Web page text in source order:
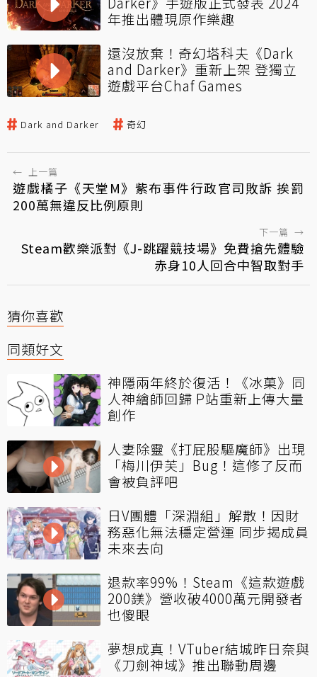
年推出體現原作樂趣
還沒放棄！奇幻塔科夫《Dark
and Darker》重新上架 登獨立
遊戲平台Chaf Games
Dark and Darker 奇幻
← 上一篇
遊戲橘子《天堂M》紫布事件行政官司敗訴 挨罰
200萬無違反比例原則
下一篇 →
Steam歡樂派對《J-跳躍競技場》免費搶先體驗
赤身10人回合中智取對手
猜你喜歡
同類好文
神隱兩年終於復活！《冰菓》同
人神繪師回歸 P站重新上傳大量
創作
人妻除靈《打屁股驅魔師》出現
「梅川伊芙」Bug！這修了反而
會被負評吧
日V團體「深淵組」解散！因財
務惡化無法穩定營運 同步揭成員
未來去向
退款率99%！Steam《這款遊戲
200鎂》營收破4000萬元開發者
也傻眼
夢想成真！VTuber結城昨日奈與
《刀劍神域》推出聯動周邊